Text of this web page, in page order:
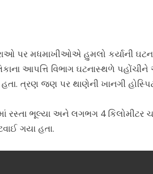
પર મધમાખીઓએ હુમલો કર્યાની
આપત્તિ વિભાગ ઘટનાસ્થળે
ત્રણ જણ પર થાણેની ખાનગી
રસ્તા ભૂલ્યા અને લગભગ 4
ગયા હતા.